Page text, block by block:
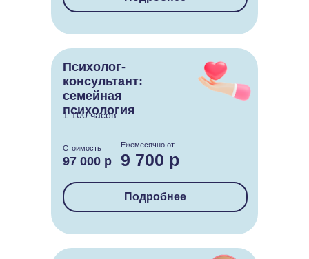
Психолог-
консультант:
семейная
психология
1 100 часов
9 700 р
97 000 р
Ежемесячно от
Стоимость
Подробнее